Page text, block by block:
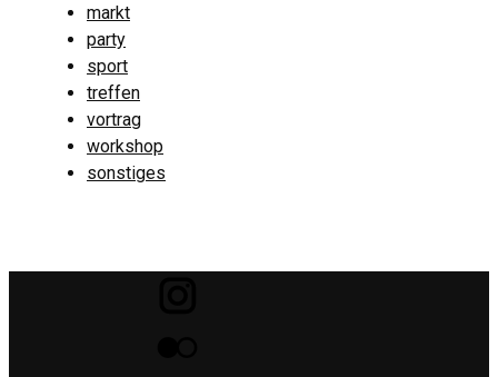
markt
party
sport
treffen
vortrag
workshop
sonstiges